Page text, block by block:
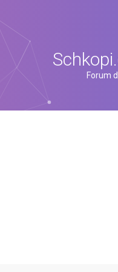
Forum